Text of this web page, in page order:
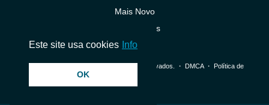
Mais Novo
Contacte-nos
© 2026 InstantAudio. Todos os direitos reservados. ・ DMCA・ Política de
Este site usa cookies Info
OK